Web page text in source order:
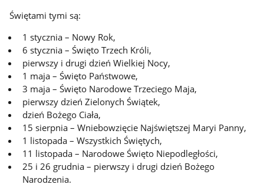
Świętami tymi są:
1 stycznia – Nowy Rok,
6 stycznia – Święto Trzech Króli,
pierwszy i drugi dzień Wielkiej Nocy,
1 maja – Święto Państwowe,
3 maja – Święto Narodowe Trzeciego Maja,
pierwszy dzień Zielonych Świątek,
dzień Bożego Ciała,
15 sierpnia – Wniebowzięcie Najświętszej Maryi Panny,
1 listopada – Wszystkich Świętych,
11 listopada – Narodowe Święto Niepodległości,
25 i 26 grudnia – pierwszy i drugi dzień Bożego
Narodzenia.